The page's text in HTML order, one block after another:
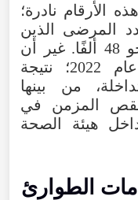
الأرقام نادرة؛
عدد المرضى الذين
انتظروا أكثر من 12 ساعة نحو 48 ألفًا. غير أن
الأرقام ارتفعت كثيرًا منذ عام 2022؛ نتيجة
من بينها
كوفيد-19، والنقص المزمن في
هيئة الصحة
الطوارئ